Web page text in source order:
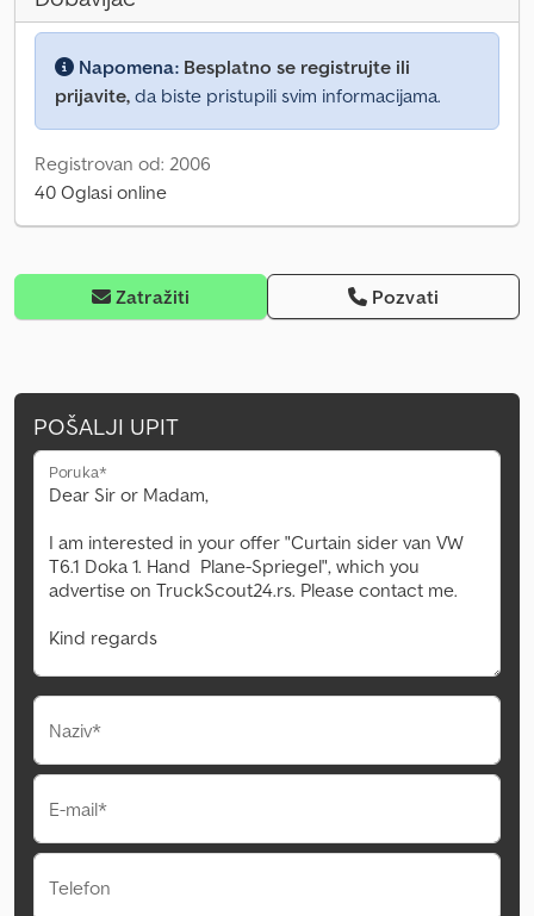
Napomena: Besplatno se registrujte ili
prijavite, da biste pristupili svim informacijama.
Registrovan od: 2006
40 Oglasi online
Zatražiti Pozvati
POŠALJI UPIT
Poruka*
Naziv*
E-mail*
Telefon